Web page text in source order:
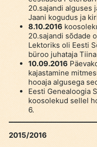
20.sajandi alguses
Jaani kogudus ja
8.10.2016
20.sajandi sõdade
Lektoriks oli Eesti
büroo juhataja
10.09.2016
kajastamine
hooaja algusega
Eesti Genealoogia
koosolekud sellel
6.
2015/2016